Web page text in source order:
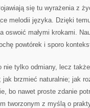
się tu wyrażenia z
melodii języka. Dzięki
oswoić małymi krokami.
powtórek i sporo
nie tylko odmiany, lecz
brzmieć naturalnie; jak
bo nawet proste zdanie
tworzonym z myślą o